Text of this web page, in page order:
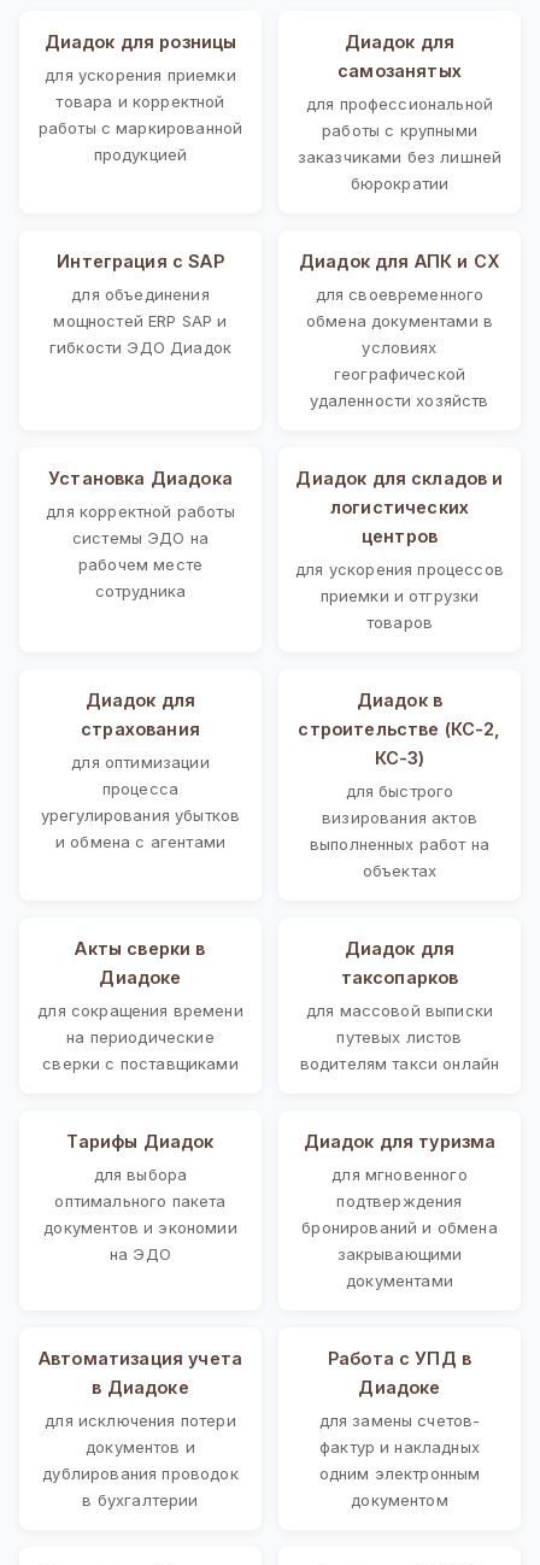
Диадок для розницы
для ускорения приемки
товара и корректной
работы с маркированной
продукцией
Диадок для
самозанятых
для профессиональной
работы с крупными
заказчиками без лишней
бюрократии
Интеграция с SAP
для объединения
мощностей ERP SAP и
гибкости ЭДО Диадок
Диадок для АПК и СХ
для своевременного
обмена документами в
условиях
географической
удаленности хозяйств
Установка Диадока
для корректной работы
системы ЭДО на
рабочем месте
сотрудника
Диадок для складов и
логистических
центров
для ускорения процессов
приемки и отгрузки
товаров
Диадок для
страхования
для оптимизации
процесса
урегулирования убытков
и обмена с агентами
Диадок в
строительстве (КС-2,
КС-3)
для быстрого
визирования актов
выполненных работ на
объектах
Акты сверки в
Диадоке
для сокращения времени
на периодические
сверки с поставщиками
Диадок для
таксопарков
для массовой выписки
путевых листов
водителям такси онлайн
Тарифы Диадок
для выбора
оптимального пакета
документов и экономии
на ЭДО
Диадок для туризма
для мгновенного
подтверждения
бронирований и обмена
закрывающими
документами
Автоматизация учета
в Диадоке
для исключения потери
документов и
дублирования проводок
в бухгалтерии
Работа с УПД в
Диадоке
для замены счетов-
фактур и накладных
одним электронным
документом